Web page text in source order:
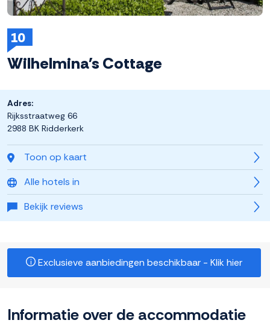
10
Wilhelmina's Cottage
Toon op kaart
Alle hotels in
Bekijk reviews
Adres:
Rijksstraatweg 66
2988 BK Ridderkerk
Exclusieve aanbiedingen beschikbaar - Klik hier
Informatie over de accommodatie